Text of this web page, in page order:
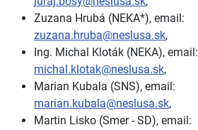
Zuzana Hrubá (NEKA*), email:
zuzana.hruba@neslusa.sk,
Ing. Michal Kloták (NEKA), email:
michal.klotak@neslusa.sk,
Marian Kubala (SNS), email:
marian.kubala@neslusa.sk,
Martin Lisko (Smer - SD), email: